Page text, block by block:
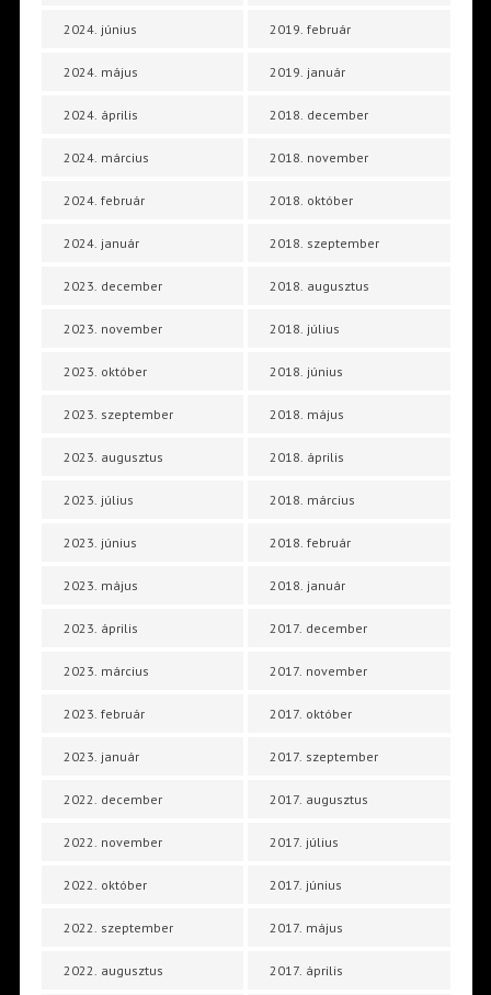
2024. június
2024. május
2024. április
2024. március
2024. február
2024. január
2023. december
2023. november
2023. október
2023. szeptember
2023. augusztus
2023. július
2023. június
2023. május
2023. április
2023. március
2023. február
2023. január
2022. december
2022. november
2022. október
2022. szeptember
2022. augusztus
2019. február
2019. január
2018. december
2018. november
2018. október
2018. szeptember
2018. augusztus
2018. július
2018. június
2018. május
2018. április
2018. március
2018. február
2018. január
2017. december
2017. november
2017. október
2017. szeptember
2017. augusztus
2017. július
2017. június
2017. május
2017. április